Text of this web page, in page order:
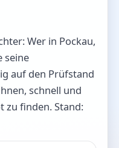
Wer in Pockau,
seine
auf den Prüfstand
schnell und
zu finden. Stand: